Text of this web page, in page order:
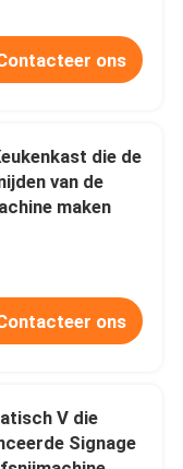
ons
die de
van de
maken
ons
V die
Signage